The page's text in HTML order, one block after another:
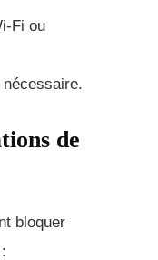
Fi ou
de
bloquer